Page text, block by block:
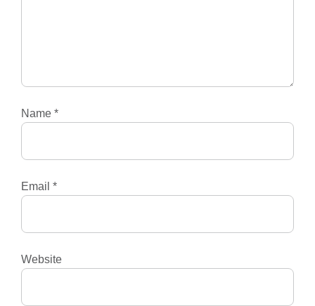
Name *
Email *
Website